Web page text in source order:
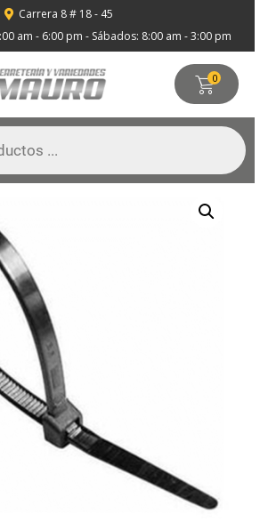
 Carrera 8 # 18 - 45
am - 6:00 pm - Sábados: 8:00 am - 3:00 pm
0